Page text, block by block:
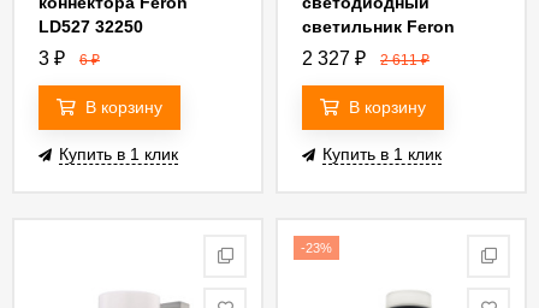
LD527 32250
3 ₽ 6₽
В корзину
Купить в 1 клик
светильник Feron
DH101 06310
2 327 ₽ 2 611₽
В корзину
Купить в 1 клик
-23%